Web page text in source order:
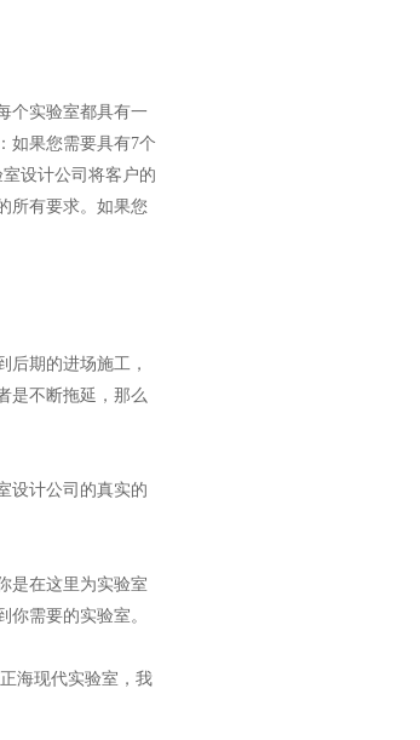
个实验室都具有一
如果您需要具有7个
设计公司将客户的
所有要求。如果您
期的进场施工，
是不断拖延，那么
设计公司的真实的
是在这里为实验室
需要的实验室。
海现代实验室，我